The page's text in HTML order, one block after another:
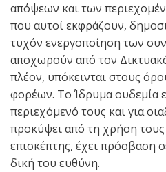
απόψεων και των
που αυτοί εκφράζουν,
τυχόν ενεργοποίηση των
αποχωρούν από τον
πλέον, υπόκεινται στους
φορέων. Το Ίδρυμα ουδεμία
περιεχόμενό τους και για
προκύψει από τη χρήση
επισκέπτης, έχει πρόσβαση
δική του ευθύνη.